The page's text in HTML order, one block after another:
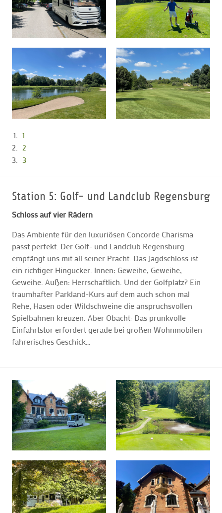
1
2
3
Station 5: Golf- und Landclub Regensburg
Schloss auf vier Rädern
Das Ambiente für den luxuriösen Concorde Charisma
passt perfekt. Der Golf- und Landclub Regensburg
empfängt uns mit all seiner Pracht. Das Jagdschloss ist
ein richtiger Hingucker. Innen: Geweihe, Geweihe,
Geweihe. Außen: Herrschaftlich. Und der Golfplatz? Ein
traumhafter Parkland-Kurs auf dem auch schon mal
Rehe, Hasen oder Wildschweine die anspruchsvollen
Spielbahnen kreuzen. Aber Obacht: Das prunkvolle
Einfahrtstor erfordert gerade bei großen Wohnmobilen
fahrerisches Geschick…